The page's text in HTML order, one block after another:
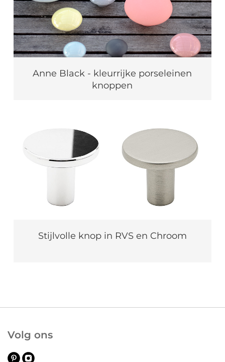
Anne Black - kleurrijke porseleinen
knoppen
Stijlvolle knop in RVS en Chroom
Volg ons